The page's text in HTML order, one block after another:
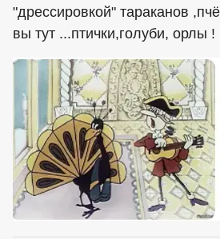
"дрессировкой" тараканов
вы тут ...птички,голуби, орлы !